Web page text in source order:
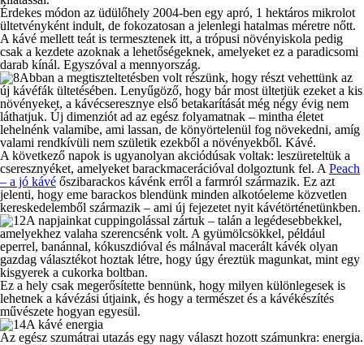
Érdekes módon az üdülőhely 2004-ben egy apró, 1 hektáros mikrolot
ültetvényként indult, de fokozatosan a jelenlegi hatalmas méretre nőtt.
A kávé mellett teát is termesztenek itt, a trópusi növényiskola pedig
csak a kezdete azoknak a lehetőségeknek, amelyeket ez a paradicsomi
darab kínál. Egyszóval a mennyország.
Abban a megtiszteltetésben volt részünk, hogy részt vehettünk az
új kávéfák ültetésében. Lenyűgöző, hogy bár most ültetjük ezeket a kis
növényeket, a kávécseresznye első betakarítását még négy évig nem
láthatjuk. Új dimenziót ad az egész folyamatnak – mintha életet
lehelnénk valamibe, ami lassan, de könyörtelenül fog növekedni, amíg
valami rendkívüli nem születik ezekből a növényekből. Kávé.
A következő napok is ugyanolyan akciódúsak voltak: leszüreteltük a
cseresznyéket, amelyeket barackmacerációval dolgoztunk fel. A Peach
– a jó kávé őszibarackos kávénk erről a farmról származik. Ez azt
jelenti, hogy eme barackos blendünk minden alkotóeleme közvetlen
kereskedelemből származik – ami új fejezetet nyit kávétörténetünkben.
A napjainkat cuppingolással zártuk – talán a legédesebbekkel,
amelyekhez valaha szerencsénk volt. A gyümölcsökkel, például
eperrel, banánnal, kókuszdióval és málnával macerált kávék olyan
gazdag választékot hoztak létre, hogy úgy éreztük magunkat, mint egy
kisgyerek a cukorka boltban.
Ez a hely csak megerősítette bennünk, hogy milyen különlegesek is
lehetnek a kávézási útjaink, és hogy a természet és a kávékészítés
művészete hogyan egyesül.
A kávé energia
Az egész szumátrai utazás egy nagy választ hozott számunkra: energia.